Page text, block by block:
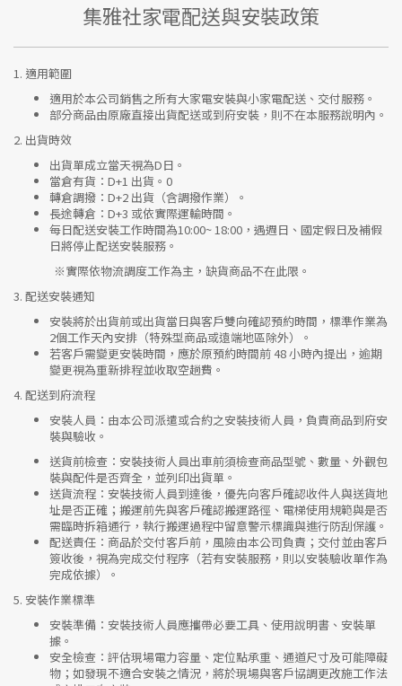
集雅社家電配送與安裝政策
1. 適用範圍
適用於本公司銷售之所有大家電安裝與小家電配送、交付服務。
部分商品由原廠直接出貨配送或到府安裝，則不在本服務說明內。
2. 出貨時效
出貨單成立當天視為D日。
當倉有貨： D+1 出貨。0
轉倉調撥： D+2 出貨（含調撥作業）。
長途轉倉： D+3 或依實際運輸時間。
每日配送安裝工作時間為10:00~ 18:00，遇週日、國定假日及補假
日將停止配送安裝服務。
※實際依物流調度工作為主，缺貨商品不在此限。
3. 配送安裝通知
安裝將於出貨前或出貨當日與客戶雙向確認預約時間，標準作業為
2個工作天內安排（特殊型商品或遠端地區除外）。
若客戶需變更安裝時間，應於原預約時間前 48 小時內提出，逾期
變更視為重新排程並收取空趟費。
4. 配送到府流程
安裝人員 ：由本公司派遣或合約之安裝技術人員，負責商品到府安
裝與驗收。
送貨前檢查 ：安裝技術人員出車前須檢查商品型號、數量、外觀包
裝與配件是否齊全，並列印出貨單。
送貨流程 ：安裝技術人員到達後，優先向客戶確認收件人與送貨地
址是否正確；搬運前先與客戶確認搬運路徑、電梯使用規範與是否
需臨時拆箱通行，執行搬運過程中留意警示標識與進行防刮保護。
配送責任 ：商品於交付客戶前，風險由本公司負責；交付並由客戶
簽收後，視為完成交付程序（若有安裝服務，則以安裝驗收單作為
完成依據）。
5. 安裝作業標準
安裝準備 ：安裝技術人員應攜帶必要工具、使用說明書、安裝單
據。
安全檢查 ：評估現場電力容量、定位點承重、通道尺寸及可能障礙
物；如發現不適合安裝之情況，將於現場與客戶協調更改施工作法